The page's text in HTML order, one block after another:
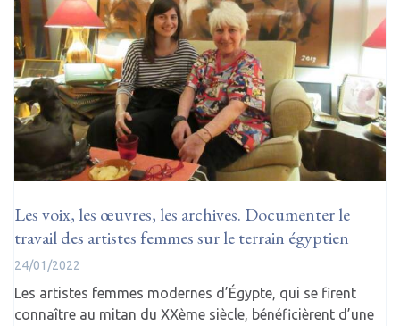
Les voix, les œuvres, les archives. Documenter le
travail des artistes femmes sur le terrain égyptien
24/01/2022
Les artistes femmes modernes d’Égypte, qui se firent
connaître au mitan du XXème siècle, bénéficièrent d’une